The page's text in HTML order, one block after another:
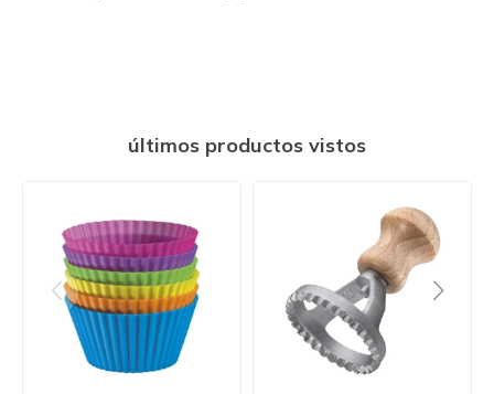
últimos productos vistos